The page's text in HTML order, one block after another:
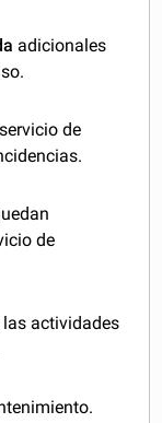
adicionales
de
de
actividades